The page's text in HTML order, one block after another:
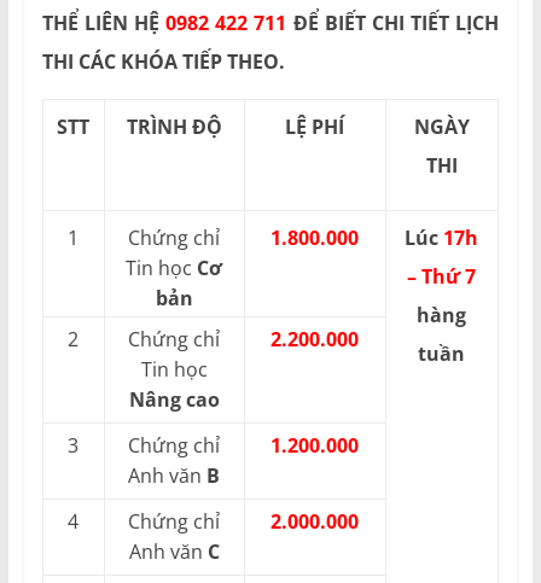
THỂ LIÊN HỆ0982 422 711 ĐỂ BIẾT CHI TIẾT LỊCH
THI CÁC KHÓA TIẾP THEO.
STT TRÌNH ĐỘ LỆ PHÍ
NGÀY
THI
1
Chứng chỉ
Tin học Cơ
bản
1.800.000 Lúc 17h
– Thứ 7
hàng
tuần
2
Chứng chỉ
Tin học
Nâng cao
2.200.000
3
Chứng chỉ
Anh văn B
1.200.000
4
Chứng chỉ
Anh văn C
2.000.000